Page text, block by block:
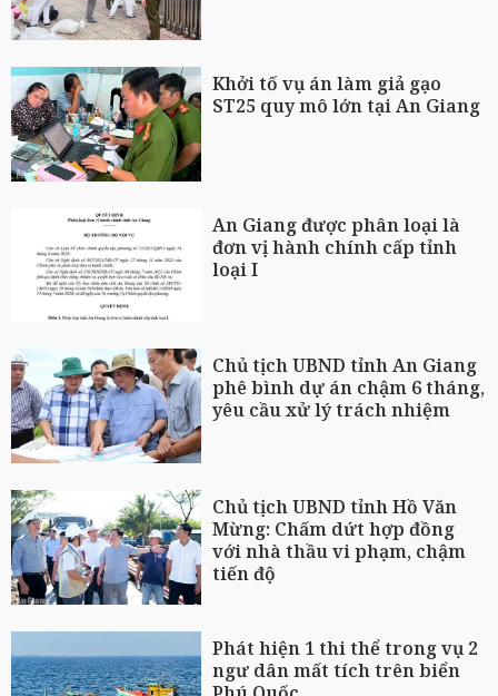
Khởi tố vụ án làm giả gạo
ST25 quy mô lớn tại An Giang
An Giang được phân loại là
đơn vị hành chính cấp tỉnh
loại I
Chủ tịch UBND tỉnh An Giang
phê bình dự án chậm 6 tháng,
yêu cầu xử lý trách nhiệm
Chủ tịch UBND tỉnh Hồ Văn
Mừng: Chấm dứt hợp đồng
với nhà thầu vi phạm, chậm
tiến độ
Phát hiện 1 thi thể trong vụ 2
ngư dân mất tích trên biển